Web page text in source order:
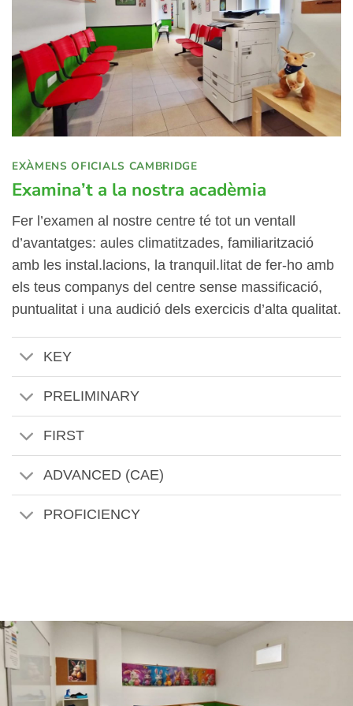
EXÀMENS OFICIALS CAMBRIDGE
Examina’t a la nostra acadèmia
Fer l’examen al nostre centre té tot un ventall
d’avantatges: aules climatitzades, familiarització
amb les instal.lacions, la tranquil.litat de fer-ho amb
els teus companys del centre sense massificació,
puntualitat i una audició dels exercicis d’alta qualitat.
KEY
PRELIMINARY
FIRST
ADVANCED (CAE)
PROFICIENCY